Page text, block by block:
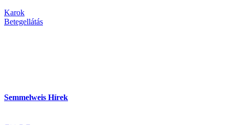
Karok
Betegellátás
Semmelweis Hírek